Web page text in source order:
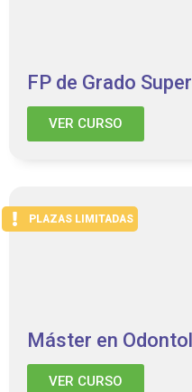
FP de Grado
VER CURSO
PLAZAS LIMITADAS
Máster en
VER CURSO